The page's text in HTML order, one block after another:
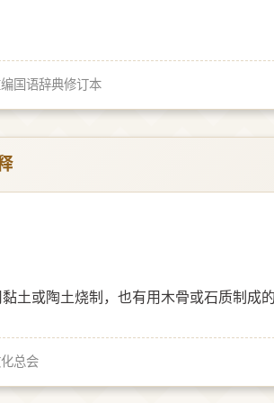
国语辞典修订本
土或陶土烧制，也有用木骨或石质制成
总会